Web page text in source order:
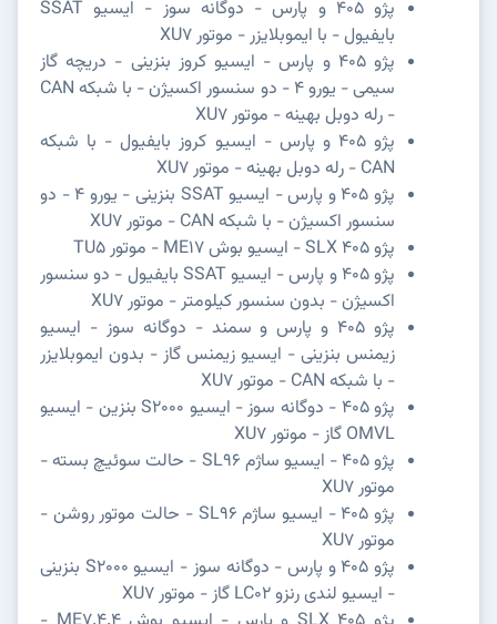
پژو 405 و پارس - دوگانه سوز - ایسیو SSAT
بایفیول - با ایموبلایزر - موتور XU7
پژو 405 و پارس - ایسیو کروز بنزینی - دریچه گاز
سیمی - یورو 4 - دو سنسور اکسیژن - با شبکه CAN
- رله دوبل بهینه - موتور XU7
پژو 405 و پارس - ایسیو کروز بایفیول - با شبکه
CAN - رله دوبل بهینه - موتور XU7
پژو 405 و پارس - ایسیو SSAT بنزینی - یورو 4 - دو
سنسور اکسیژن - با شبکه CAN - موتور XU7
پژو SLX 405 - ایسیو بوش ME17 - موتور TU5
پژو 405 و پارس - ایسیو SSAT بایفیول - دو سنسور
اکسیژن - بدون سنسور کیلومتر - موتور XU7
پژو 405 و پارس و سمند - دوگانه سوز - ایسیو
زیمنس بنزینی - ایسیو زیمنس گاز - بدون ایموبلایزر
- با شبکه CAN - موتور XU7
پژو 405 - دوگانه سوز - ایسیو S2000 بنزین - ایسیو
OMVL گاز - موتور XU7
پژو 405 - ایسیو ساژم SL96 - حالت سوئیچ بسته -
موتور XU7
پژو 405 - ایسیو ساژم SL96 - حالت موتور روشن -
موتور XU7
پژو 405 و پارس - دوگانه سوز - ایسیو S2000 بنزینی
- ایسیو لندی رنزو LC02 گاز - موتور XU7